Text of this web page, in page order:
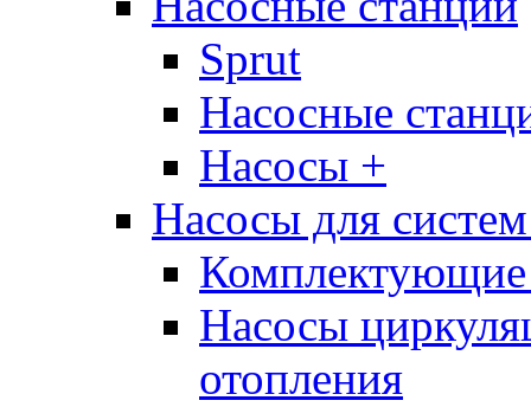
Sprut
Насосные
Насосы +
Насосы для
Комплектующие
Насосы
отопления